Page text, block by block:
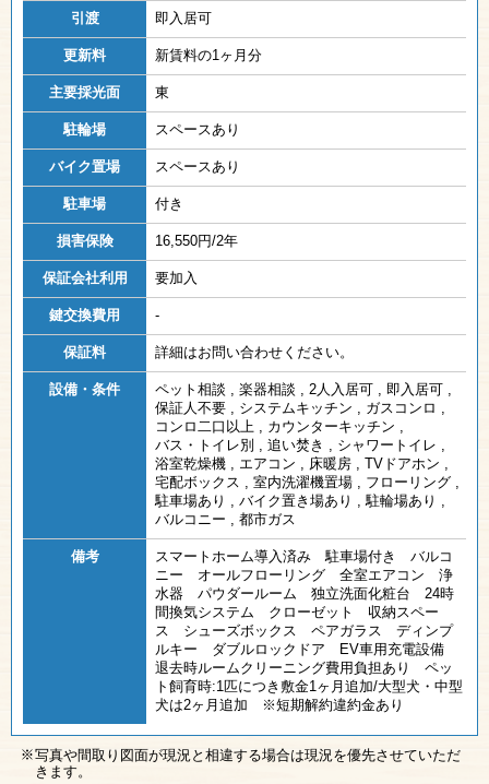
引渡 即入居可
更新料 新賃料の1ヶ月分
主要採光面 東
駐輪場 スペースあり
バイク置場 スペースあり
駐車場 付き
損害保険 16,550円/2年
保証会社利用 要加入
鍵交換費用 -
保証料 詳細はお問い合わせください。
設備・条件 ペット相談 , 楽器相談 , 2人入居可 , 即入居可 ,
保証人不要 , システムキッチン , ガスコンロ ,
コンロ二口以上 , カウンターキッチン ,
バス・トイレ別 , 追い焚き , シャワートイレ ,
浴室乾燥機 , エアコン , 床暖房 , TVドアホン ,
宅配ボックス , 室内洗濯機置場 , フローリング ,
駐車場あり , バイク置き場あり ,駐輪場あり ,
バルコニー , 都市ガス
備考
スマートホーム導入済み 駐車場付き バルコ
ニー オールフローリング 全室エアコン 浄
水器 パウダールーム 独立洗面化粧台 24時
間換気システム クローゼット 収納スペー
ス シューズボックス ペアガラス ディンプ
ルキー ダブルロックドア EV車用充電設備
退去時ルームクリーニング費用負担あり ペッ
ト飼育時:1匹につき敷金1ヶ月追加/大型犬・中型
犬は2ヶ月追加 ※短期解約違約金あり
写真や間取り図面が現況と相違する場合は現況を優先させていただ
きます。